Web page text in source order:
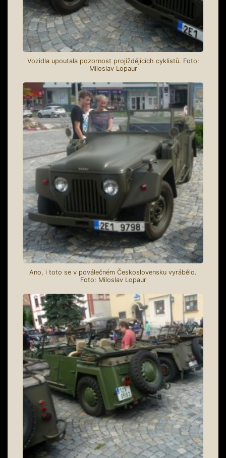
Vozidla upoutala pozornost projíždějících cyklistů. Foto:
Miloslav Lopaur
Ano, i toto se v poválečném Československu vyrábělo.
Foto: Miloslav Lopaur